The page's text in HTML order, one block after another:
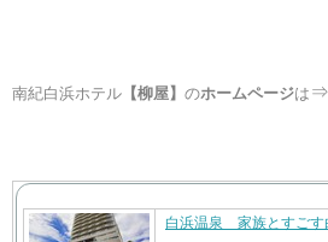
南紀白浜ホテル 【柳屋】 のホームページは ⇒
白浜温泉 家族とすご